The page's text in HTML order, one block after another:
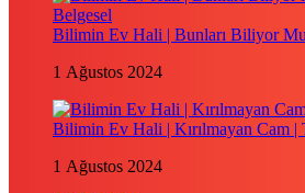
Bilimin Ev Hali | Bunları Biliyor
1 Ağustos 2024
Bilimin Ev Hali | Kırılmayan Cam |
1 Ağustos 2024